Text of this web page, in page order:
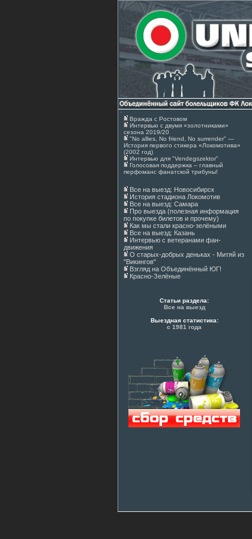
Вражда с Ростовом
Интервью с двумя «золотниками»
сезона 2019/20
"No allies, No friend, No surrender" —
История первого стикера «Локомотива»
(2002 год)
Интервью для "Vendegszektor"
Голосовая поддержка – главный
перфоманс фанатской трибуны!
Все на выезд: Новосибирск
История стадиона Локомотив
Все на выезд: Самара
Про выезда (полезная информация
по покупке билетов и прочему)
Как мы стали красно-зелёными
Все на выезд: Казань
Интервью с ветеранами фан-
движения
О старых-добрых деньках - Митяй из
"Викингов"
Взгляд на Объединённый ЮГ!
Красно-Зелёные
Статьи раздела:
Все на выезд
Выездная статистика:
с 1981 года